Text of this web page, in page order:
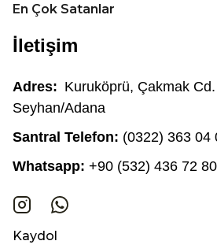
En Çok Satanlar
İletişim
Adres: Kuruköprü, Çakmak
Seyhan/Adana
Santral Telefon: (0322) 363 04
Whatsapp: +90 (532) 436 72 80
Kaydol